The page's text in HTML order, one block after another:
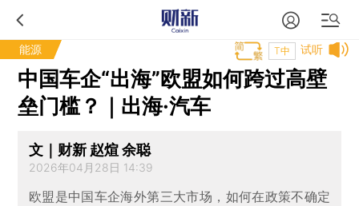
能源 试听
T中
中国车企“出海”欧盟如何跨过高壁
垒门槛？｜出海·汽车
文｜财新 赵煊 余聪
2026年04月28日 14:39
欧盟是中国车企海外第三大市场，如何在政策不确定